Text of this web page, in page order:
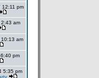
12:11 pm
am
am
pm
5:35 pm